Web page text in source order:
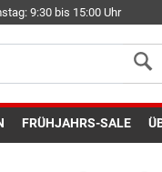
9:30 bis 15:00 Uhr
FRÜHJAHRS-SALE